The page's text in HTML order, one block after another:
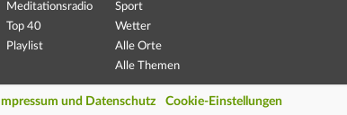
Meditationsradio
Top 40
Playlist
Sport
Wetter
Alle Orte
Alle Themen
Impressum und Datenschutz Cookie-Einstellungen